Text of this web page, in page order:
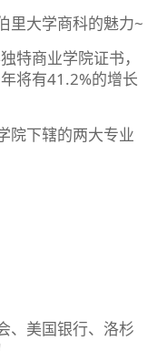
里大学商科的魅力~
特商业学院证书，
将有41.2%的增长
院下辖的两大专业
、美国银行、洛杉